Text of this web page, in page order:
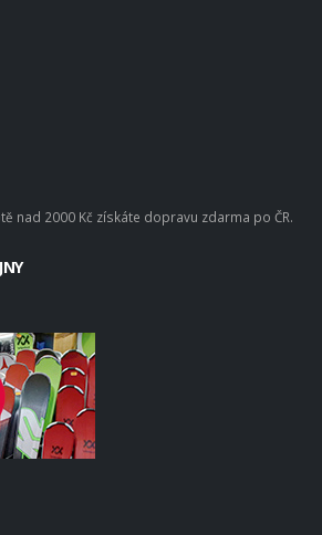
nad 2000 Kč získáte dopravu zdarma po ČR.